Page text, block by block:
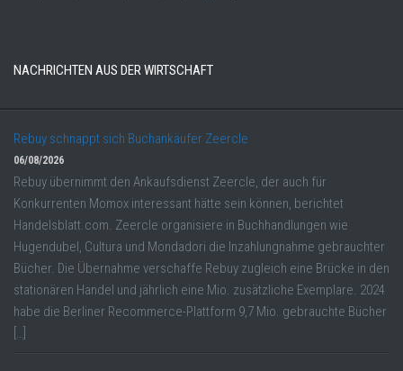
NACHRICHTEN AUS DER WIRTSCHAFT
Rebuy schnappt sich Buchankäufer Zeercle
06/08/2026
Rebuy übernimmt den Ankaufsdienst Zeercle, der auch für
Konkurrenten Momox interessant hätte sein können, berichtet
Handelsblatt.com. Zeercle organisiere in Buchhandlungen wie
Hugendubel, Cultura und Mondadori die Inzahlungnahme gebrauchter
Bücher. Die Übernahme verschaffe Rebuy zugleich eine Brücke in den
stationären Handel und jährlich eine Mio. zusätzliche Exemplare. 2024
habe die Berliner Recommerce-Plattform 9,7 Mio. gebrauchte Bücher
[…]